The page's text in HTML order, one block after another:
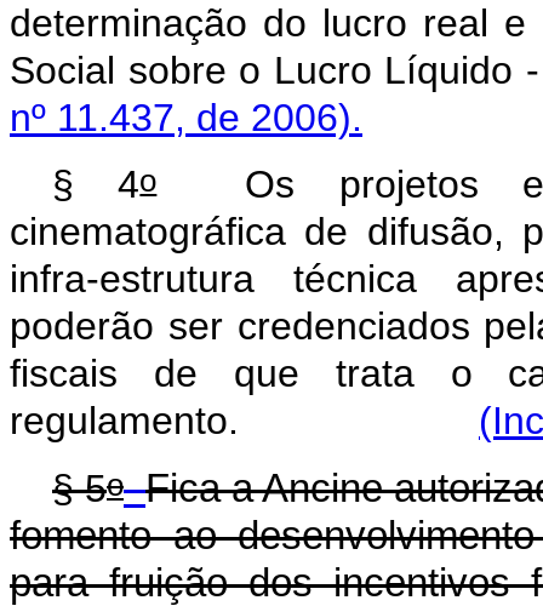
determinação do lucro real
Social sobre o Lucro
nº 11.437, de 2006).
§ 4oOs projetos
cinematográfica de difusão,
infra-estrutura técnica
poderão ser credenciados
fiscais de que trata o
regulamento.
§ 5o Fica a Ancine
fomento ao
para fruição dos